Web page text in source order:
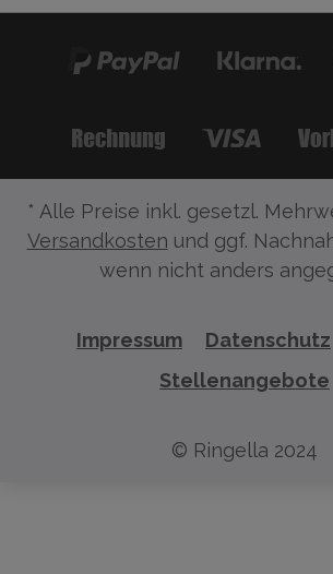
* Alle Preise inkl. gesetzl.
Versandkosten und ggf.
wenn nicht anders
Impressum Datenschutz
Stellenangebote
© Ringella 2024